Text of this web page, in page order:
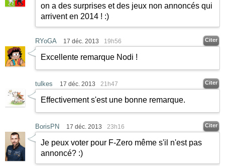
on a des surprises et des jeux non annoncés qui
arrivent en 2014 ! :)
RYoGA 17 déc. 2013 19h56 Citer
Excellente remarque Nodi !
tulkes 17 déc. 2013 21h47 Citer
Effectivement s'est une bonne remarque.
BorisPN 17 déc. 2013 23h16 Citer
Je peux voter pour F-Zero même s'il n'est pas
annoncé? :)